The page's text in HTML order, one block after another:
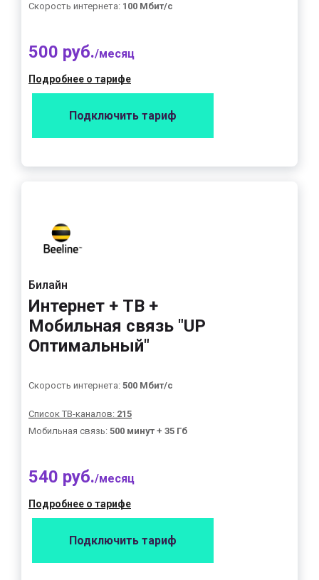
Скорость интернета: 100 Мбит/с
500 руб./месяц
Подробнее о тарифе
Подключить тариф
Билайн
Интернет + ТВ +
Мобильная связь "UP
Оптимальный"
Скорость интернета: 500 Мбит/с
Список ТВ-каналов: 215
Мобильная связь: 500 минут + 35 Гб
540 руб./месяц
Подробнее о тарифе
Подключить тариф